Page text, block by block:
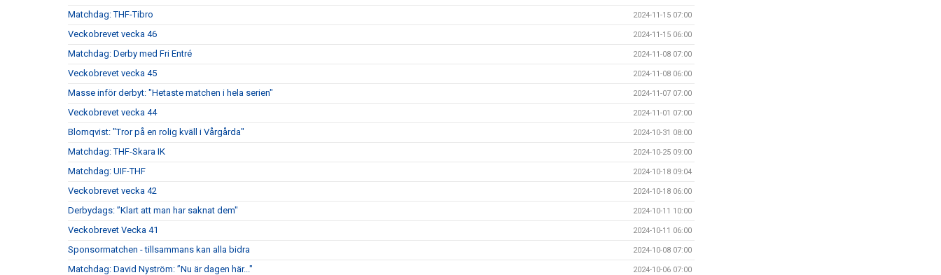
Matchdag: THF-Tibro 2024-11-15 07:00
Veckobrevet vecka 46 2024-11-15 06:00
Matchdag: Derby med Fri Entré 2024-11-08 07:00
Veckobrevet vecka 45 2024-11-08 06:00
Masse inför derbyt: "Hetaste matchen i hela serien" 2024-11-07 07:00
Veckobrevet vecka 44 2024-11-01 07:00
Blomqvist: "Tror på en rolig kväll i Vårgårda" 2024-10-31 08:00
Matchdag: THF-Skara IK 2024-10-25 09:00
Matchdag: UIF-THF 2024-10-18 09:04
Veckobrevet vecka 42 2024-10-18 06:00
Derbydags: ”Klart att man har saknat dem" 2024-10-11 10:00
Veckobrevet Vecka 41 2024-10-11 06:00
Sponsormatchen - tillsammans kan alla bidra 2024-10-08 07:00
Matchdag: David Nyström: ”Nu är dagen här..." 2024-10-06 07:00